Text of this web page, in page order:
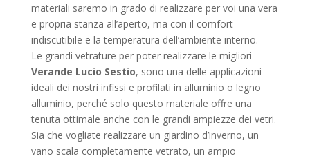
materiali saremo in grado di realizzare per voi una vera
e propria stanza all’aperto, ma con il comfort
indiscutibile e la temperatura dell’ambiente interno.
Le grandi vetrature per poter realizzare le migliori
Verande Lucio Sestio, sono una delle applicazioni
ideali dei nostri infissi e profilati in alluminio o legno
alluminio, perché solo questo materiale offre una
tenuta ottimale anche con le grandi ampiezze dei vetri.
Sia che vogliate realizzare un giardino d’inverno, un
vano scala completamente vetrato, un ampio